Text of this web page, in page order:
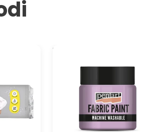
Pentart Boja za tekstil 50 ml